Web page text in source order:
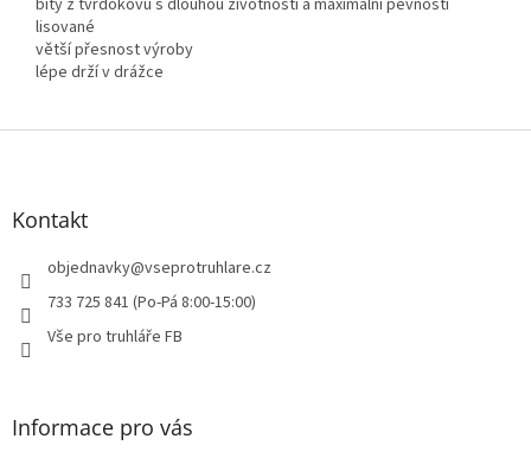
bity z tvrdokovu s dlouhou životností a maximální pevností
lisované
větší přesnost výroby
lépe drží v drážce
Z
Kontakt
objednavky@vseprotruhlare.cz
733 725 841 (Po-Pá 8:00-15:00)
Vše pro truhláře FB
Informace pro vás